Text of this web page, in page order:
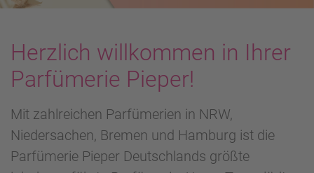
Herzlich willkommen in Ihrer
Parfümerie Pieper!
Mit zahlreichen Parfümerien in NRW,
Niedersachen, Bremen und Hamburg ist die
Parfümerie Pieper Deutschlands größte